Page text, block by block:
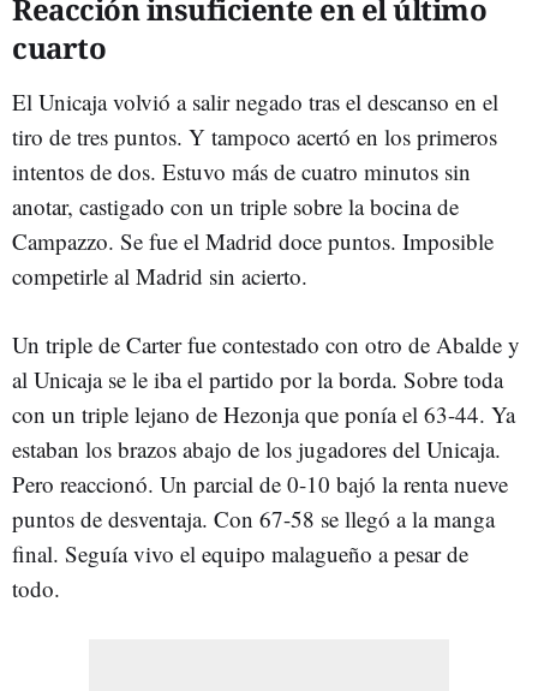
Reacción insuficiente en el último
cuarto
El Unicaja volvió a salir negado tras el descanso en el
tiro de tres puntos. Y tampoco acertó en los primeros
intentos de dos. Estuvo más de cuatro minutos sin
anotar, castigado con un triple sobre la bocina de
Campazzo. Se fue el Madrid doce puntos. Imposible
competirle al Madrid sin acierto.
Un triple de Carter fue contestado con otro de Abalde y
al Unicaja se le iba el partido por la borda. Sobre toda
con un triple lejano de Hezonja que ponía el 63-44. Ya
estaban los brazos abajo de los jugadores del Unicaja.
Pero reaccionó. Un parcial de 0-10 bajó la renta nueve
puntos de desventaja. Con 67-58 se llegó a la manga
final. Seguía vivo el equipo malagueño a pesar de
todo.